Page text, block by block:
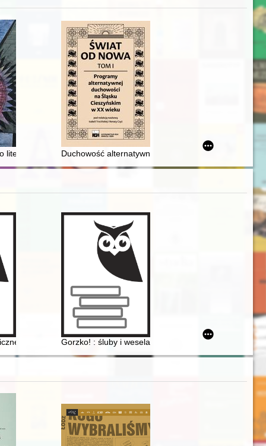
Bolesława Chrobrego z taką inskrypcją? = Where was
literaturze i innych dyskursach XIX wieku
Duchowość alternatywna i metody jej badania -
Jewish press
w Międzyrzeczu
i społeczne na wsiGorzko! : śluby i wesela : 1975-1990 = Bitter! :